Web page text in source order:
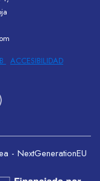
ACCESIBILIDAD
- NextGenerationEU